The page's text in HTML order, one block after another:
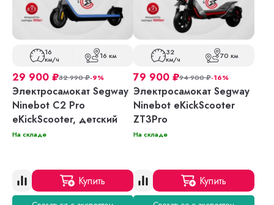
16
км/ч 16 км
29 900 ₽32 990₽-9%
Электросамокат Segway
Ninebot C2 Pro
eKickScooter, детский
На складе
Купить
32
км/ч 70 км
79 900 ₽94 900₽-16%
Электросамокат Segway
Ninebot eKickScooter
ZT3Pro
На складе
Купить